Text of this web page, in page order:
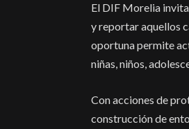
El DIF Morelia
y reportar aquellos
oportuna permite
niñas, niños,
Con acciones de
construcción de